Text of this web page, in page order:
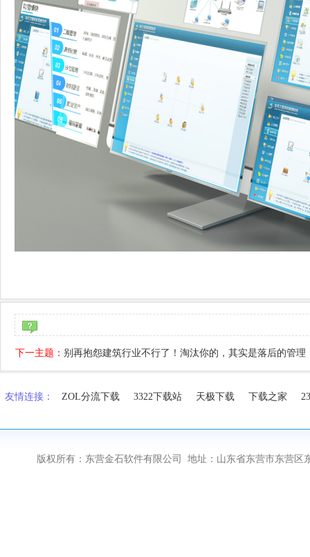
下一主题： 别再抱怨建筑行业不行了！淘汰你的，其实是落后的管理
友情连接： ZOL分流下载 3322下载站 天极下载 下载之家
版权所有：东营金石软件有限公司 地址：山东省东营市东营区